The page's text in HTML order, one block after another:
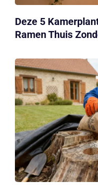
Deze 5
Ramen Thuis